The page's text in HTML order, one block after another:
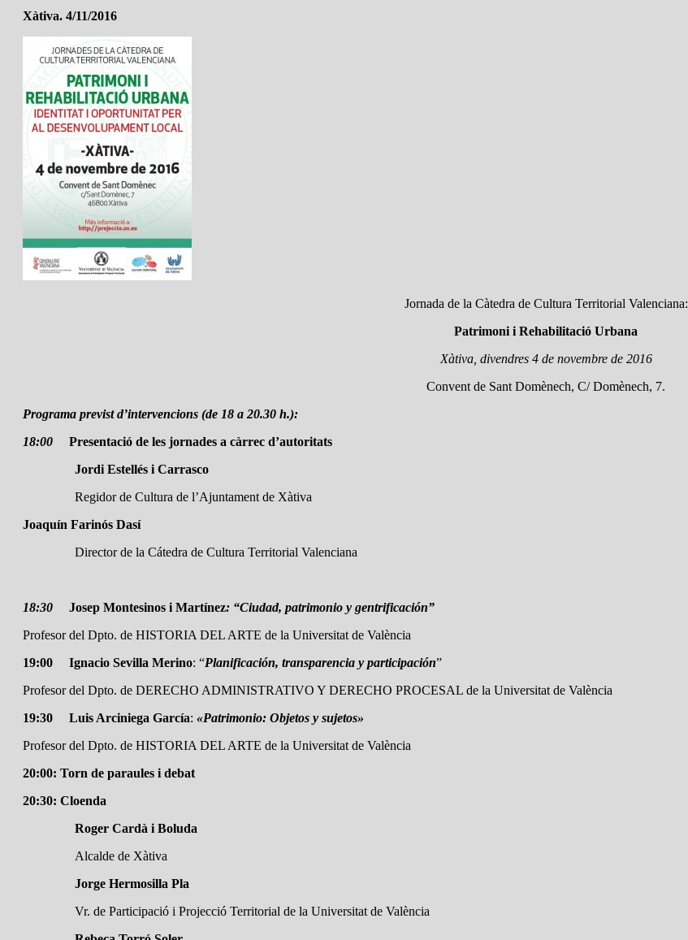
Xàtiva. 4/11/2016
Jornada de la Càtedra de Cultura Territorial Valenciana:
Patrimoni i Rehabilitació Urbana
Xàtiva, divendres 4 de novembre de 2016
Convent de Sant Domènech, C/ Domènech, 7.
Programa previst d’intervencions (de 18 a 20.30 h.):
18:00
Presentació de les jornades a càrrec d’autoritats
Jordi Estellés i Carrasco
Regidor de Cultura de l’Ajuntament de Xàtiva
Joaquín Farinós Dasí
Director de la Cátedra de Cultura Territorial Valenciana
18:30 Josep Montesinos i Martínez: “Ciudad, patrimonio y gentrificación”
Profesor del Dpto. de HISTORIA DEL ARTE de la Universitat de València
19:00 Ignacio Sevilla Merino: “Planificación, transparencia y participación”
Profesor del Dpto. de DERECHO ADMINISTRATIVO Y DERECHO PROCESAL de la Universitat de València
19:30 Luis Arciniega García: «Patrimonio: Objetos y sujetos»
Profesor del Dpto. de HISTORIA DEL ARTE de la Universitat de València
20:00: Torn de paraules i debat
20:30: Cloenda
Roger Cardà i Boluda
Alcalde de Xàtiva
Jorge Hermosilla Pla
Vr. de Participació i Projecció Territorial de la Universitat de València